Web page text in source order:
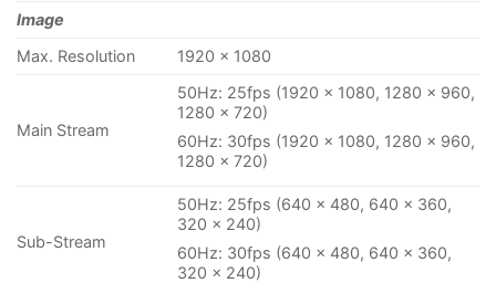
Image
Max. Resolution
1920 × 1080
Main Stream
50Hz: 25fps (1920 × 1080, 1280 × 960,
1280 × 720)
60Hz: 30fps (1920 × 1080, 1280 × 960,
1280 × 720)
Sub-Stream
50Hz: 25fps (640 × 480, 640 × 360,
320 × 240)
60Hz: 30fps (640 × 480, 640 × 360,
320 × 240)